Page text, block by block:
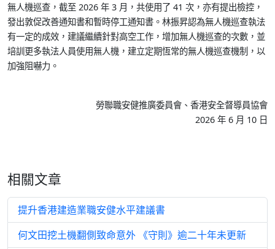
無人機巡查，截至 2026 年 3 月，共使用了 41 次，亦有提出檢控，
發出敦促改善通知書和暫時停工通知書。林振昇認為無人機巡查執法
有一定的成效，建議繼續針對高空工作，增加無人機巡查的次數，並
培訓更多執法人員使用無人機，建立定期恆常的無人機巡查機制，以
加強阻嚇力。
勞聯職安健推廣委員會、香港安全督導員協會
2026 年 6 月 10 日
相關文章
提升香港建造業職安健水平建議書
何文田挖土機翻側致命意外 《守則》逾二十年未更新